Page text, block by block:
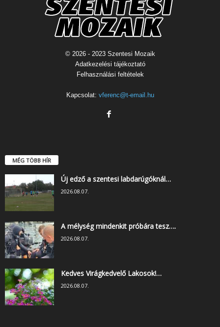
© 2026 - 2023 Szentesi Mozaik
Adatkezelési tájékoztató
Felhasználási feltételek
Kapcsolat: vferenc@t-email.hu
MÉG TÖBB HÍR
Új edző a szentesi labdarúgóknál…
2026.08.07.
A mélység mindenkit próbára tesz….
2026.08.07.
Kedves Virágkedvelő Lakosok!…
2026.08.07.